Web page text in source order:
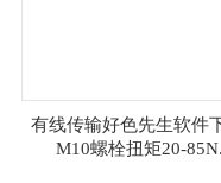
有线传输好色先生软件
M10螺栓扭矩20-